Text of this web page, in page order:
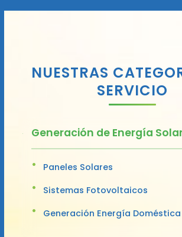
NUESTRAS
SERVICIO
Generación de Energía
Paneles Solares
Sistemas Fotovoltaicos
Generación Energía Doméstica